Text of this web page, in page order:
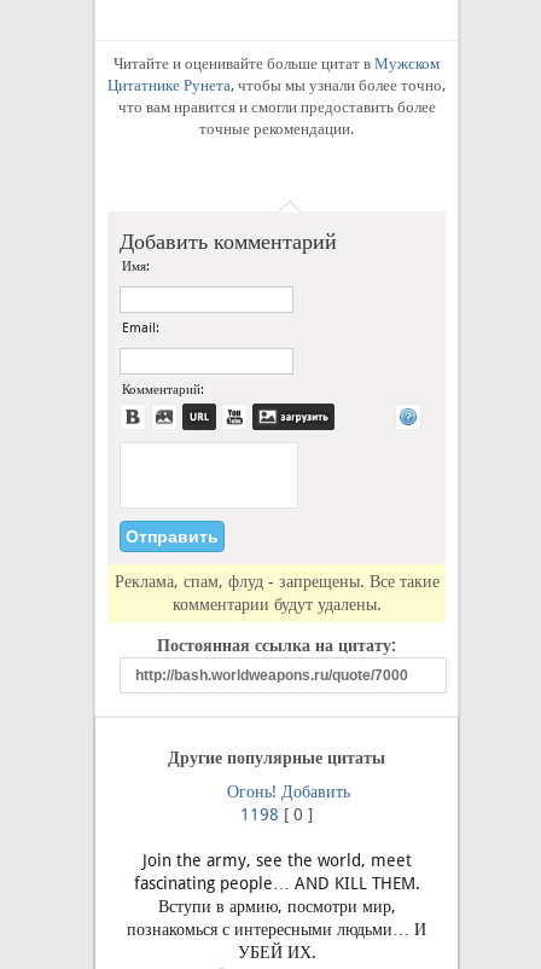
Читайте и оценивайте больше цитат в Мужском
Цитатнике Рунета, чтобы мы узнали более точно,
что вам нравится и смогли предоставить более
точные рекомендации.
Добавить комментарий
Имя:
Email:
Комментарий:
Реклама, спам, флуд - запрещены. Все такие
комментарии будут удалены.
Постоянная ссылка на цитату:
Другие популярные цитаты
Огонь! Добавить
1198 [ 0 ]
Join the army, see the world, meet
fascinating people… AND KILL THEM.
Вступи в армию, посмотри мир,
познакомься с интересными людьми… И
УБЕЙ ИХ.